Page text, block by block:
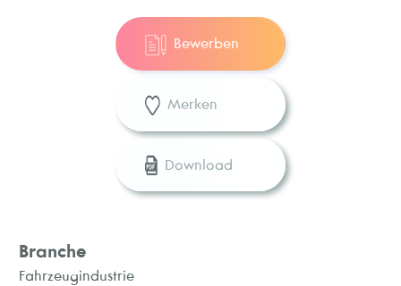
Bewerben
Merken
Download
Branche
Fahrzeugindustrie